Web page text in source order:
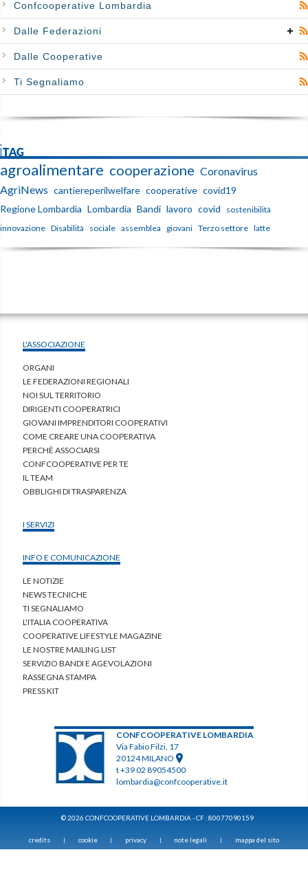
Confcooperative Lombardia
Dalle Federazioni
Dalle Cooperative
Ti Segnaliamo
iTAG
agroalimentare cooperazione Coronavirus
AgriNews cantiereperilwelfare cooperative covid19
Regione Lombardia Lombardia Bandi lavoro covid
sostenibilità
innovazione Disabilità sociale assemblea giovani Terzo settore latte
L'ASSOCIAZIONE
ORGANI
LE FEDERAZIONI REGIONALI
NOI SUL TERRITORIO
DIRIGENTI COOPERATRICI
GIOVANI IMPRENDITORI COOPERATIVI
COME CREARE UNA COOPERATIVA
PERCHÈ ASSOCIARSI
CONFCOOPERATIVE PER TE
IL TEAM
OBBLIGHI DI TRASPARENZA
I SERVIZI
INFO E COMUNICAZIONE
LE NOTIZIE
NEWS TECNICHE
TI SEGNALIAMO
L'ITALIA COOPERATIVA
COOPERATIVE LIFESTYLE MAGAZINE
LE NOSTRE MAILING LIST
SERVIZIO BANDI E AGEVOLAZIONI
RASSEGNA STAMPA
PRESS KIT
CONFCOOPERATIVE LOMBARDIA
Via Fabio Filzi, 17
20124 MILANO
t +39 02 89054500
lombardia@confcooperative.it
© 2026 CONFCOOPERATIVE LOMBARDIA - CF : 80077090159
credits | cookie | privacy | note legali | mappa del sito